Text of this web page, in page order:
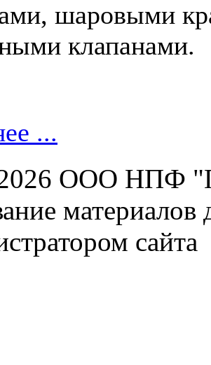
шаровыми
клапанами.
...
ООО НПФ
материалов
сайта